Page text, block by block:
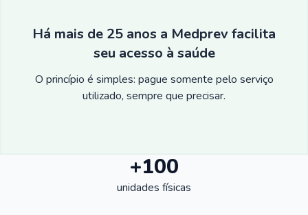
Há mais de 25 anos a Medprev facilita
seu acesso à saúde
O princípio é simples: pague somente pelo serviço
utilizado, sempre que precisar.
+100
unidades físicas